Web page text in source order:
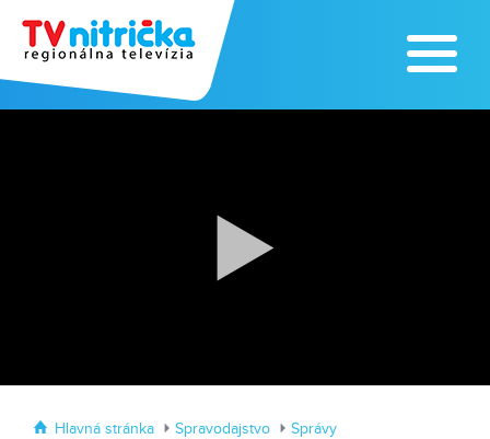
Výrobe medu zasvätil celý svoj život
Hlavná stránka Spravodajstvo
Správy